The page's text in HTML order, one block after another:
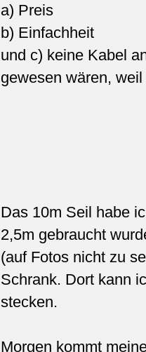
a) Preis
b) Einfachheit
und c) keine Kabel
gewesen wären,
Das 10m Seil habe
2,5m gebraucht
(auf Fotos nicht zu
Schrank. Dort kann
stecken.
Morgen kommt